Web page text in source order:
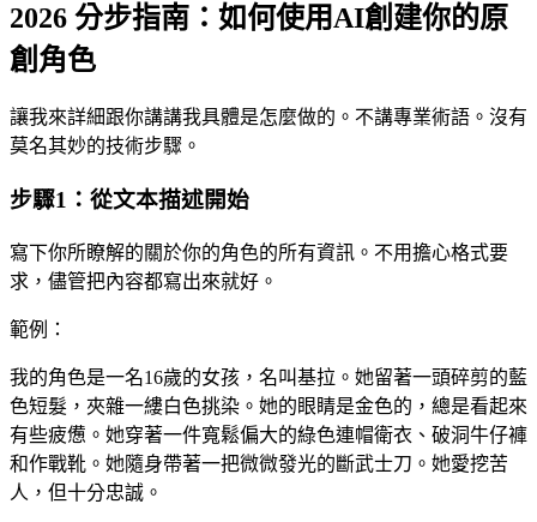
2026 分步指南：如何使用AI創建你的原
創角色
讓我來詳細跟你講講我具體是怎麼做的。不講專業術語。沒有
莫名其妙的技術步驟。
步驟1：從文本描述開始
寫下你所瞭解的關於你的角色的所有資訊。不用擔心格式要
求，儘管把內容都寫出來就好。
範例：
我的角色是一名16歲的女孩，名叫基拉。她留著一頭碎剪的藍
色短髮，夾雜一縷白色挑染。她的眼睛是金色的，總是看起來
有些疲憊。她穿著一件寬鬆偏大的綠色連帽衛衣、破洞牛仔褲
和作戰靴。她隨身帶著一把微微發光的斷武士刀。她愛挖苦
人，但十分忠誠。